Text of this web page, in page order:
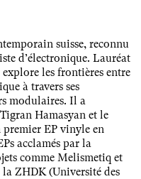
suisse, reconnu
d’électronique. Lauréat
les frontières entre
à travers ses
modulaires. Il a
Hamasyan et le
EP vinyle en
acclamés par la
comme Melismetiq et
ZHDK (Université des